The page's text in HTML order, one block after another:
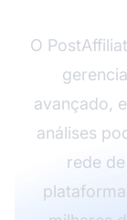
O
avançado,
análises
rede